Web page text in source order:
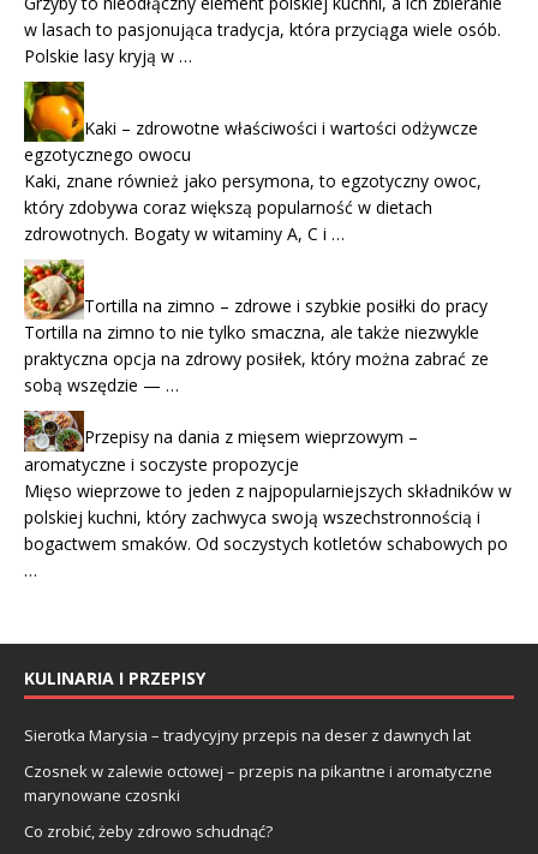
w lasach to pasjonująca tradycja, która przyciąga wiele osób.
Polskie lasy kryją w …
Kaki – zdrowotne właściwości i wartości odżywcze
egzotycznego owocu
Kaki, znane również jako persymona, to egzotyczny owoc,
który zdobywa coraz większą popularność w dietach
zdrowotnych. Bogaty w witaminy A, C i …
Tortilla na zimno – zdrowe i szybkie posiłki do pracy
Tortilla na zimno to nie tylko smaczna, ale także niezwykle
praktyczna opcja na zdrowy posiłek, który można zabrać ze
sobą wszędzie — …
Przepisy na dania z mięsem wieprzowym –
aromatyczne i soczyste propozycje
Mięso wieprzowe to jeden z najpopularniejszych składników w
polskiej kuchni, który zachwyca swoją wszechstronnością i
bogactwem smaków. Od soczystych kotletów schabowych po
…
KULINARIA I PRZEPISY
Sierotka Marysia – tradycyjny przepis na deser z dawnych lat
Czosnek w zalewie octowej – przepis na pikantne i aromatyczne
marynowane czosnki
Co zrobić, żeby zdrowo schudnąć?